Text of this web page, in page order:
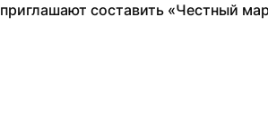
приглашают составить «Честный